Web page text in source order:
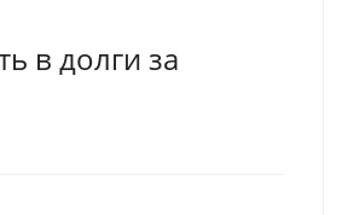
в долги за